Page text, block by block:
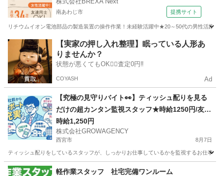
南あわじ市 提携サイト
リチウムイオン電池部品の製造装置の操作作業！未経験活躍中★20～50代の男性活
兵庫 南あわじ市 その他
【実家の押し入れ整理】眠っている人形あ
りませんか？
状態が悪くてもOK🙆‍♀️査定0円‼️
COYASH Ad
【究極の見守りバイト👀】ティッシュ配りを見る
だけの超カンタン監視スタッフ★時給1250円/友達
へのネタにも(笑)
時給1,250円
株式会社GROWAGENCY
西宮市 8月7日
ティッシュ配りをしているスタッフが、しっかりお仕事しているかを監視するお仕事
兵庫 西宮市 その他
軽作業スタッフ 社宅完備ワンルーム